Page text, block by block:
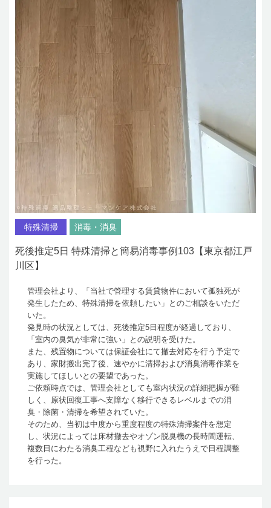
特殊清掃 消毒・消臭
死後推定5日 特殊清掃と簡易消毒事例103【東京都江戸
川区】
管理会社より、「当社で管理する賃貸物件において孤独死が
発生したため、特殊清掃を依頼したい」とのご相談をいただ
いた。
発見時の状況としては、死後推定5日程度が経過しており、
「室内の臭気が非常に強い」との説明を受けた。
また、残置物については保証会社にて撤去対応を行う予定で
あり、家財搬出完了後、速やかに清掃および消臭消毒作業を
実施してほしいとの要望であった。
ご依頼時点では、管理会社としても室内状況の詳細把握が難
しく、原状回復工事へ支障なく移行できるレベルまでの消
臭・除菌・清掃を希望されていた。
そのため、当初は中度から重度程度の特殊清掃案件を想定
し、状況によっては床材撤去やオゾン脱臭機の長時間運転、
複数日にわたる消臭工程なども視野に入れたうえで日程調整
を行った。